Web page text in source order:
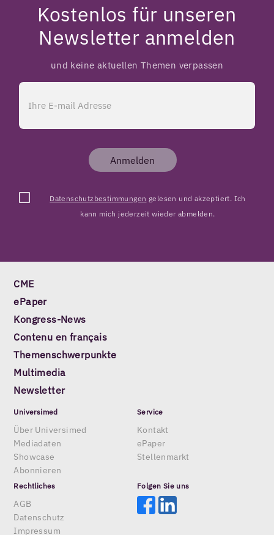
Kostenlos für unseren
Newsletter anmelden
und keine aktuellen Themen verpassen
Anmelden
Datenschutzbestimmungen gelesen und akzeptiert. Ich
kann mich jederzeit wieder abmelden.
CME
ePaper
Kongress-News
Contenu en français
Themenschwerpunkte
Multimedia
Newsletter
Universimed
Über Universimed
Mediadaten
Showcase
Abonnieren
Service
Kontakt
ePaper
Stellenmarkt
Rechtliches
AGB
Datenschutz
Impressum
Folgen Sie uns